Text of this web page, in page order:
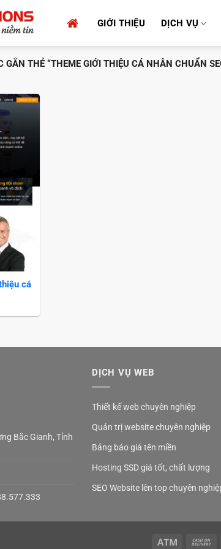
GIỚI THIỆU DỊCH VỤ
THẺ “THEME GIỚI THIỆU CÁ NHÂN CHUẨN
cá
Bắc Gianh, Tỉnh
DỊCH VỤ WEB
Thiết kế web chuyên nghiệp
Quản trị website chuyên nghiệp
Bảng báo giá tên miền
Hosting SSD giá tốt, chất lượng
SEO Website lên top chuyên
Atm